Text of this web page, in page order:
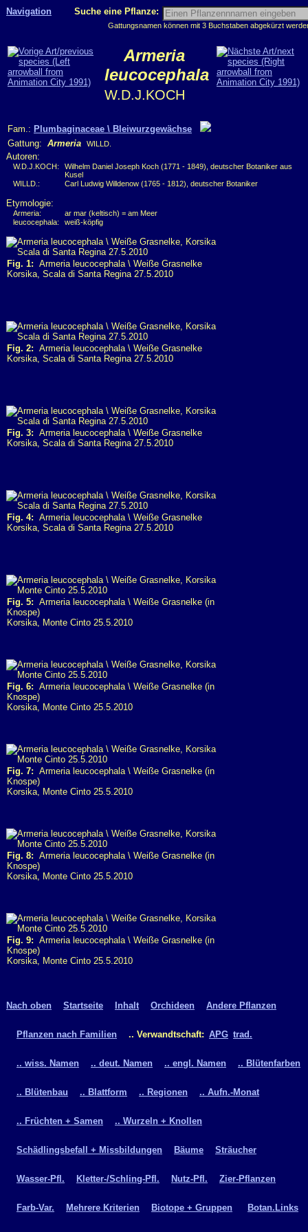
Navigation Suche eine Pflanze:
Gattungsnamen können mit 3 Buchstaben abgekürzt
Armeria
leucocephala
W.D.J.KOCH
Fam.: Plumbaginaceae \ Bleiwurzgewächse
Gattung: Armeria WILLD.
Autoren:
W.D.J.KOCH:
Wilhelm Daniel Joseph Koch (1771 - 1849), deutscher Botaniker aus
Kusel
WILLD.:
Carl Ludwig Willdenow (1765 - 1812), deutscher Botaniker
Etymologie:
Armeria:
ar mar (keltisch) = am Meer
leucocephala:
weiß-köpfig
Fig. 1: Armeria leucocephala \ Weiße Grasnelke
Korsika, Scala di Santa Regina 27.5.2010
Fig. 2: Armeria leucocephala \ Weiße Grasnelke
Korsika, Scala di Santa Regina 27.5.2010
Fig. 3: Armeria leucocephala \ Weiße Grasnelke
Korsika, Scala di Santa Regina 27.5.2010
Fig. 4: Armeria leucocephala \ Weiße Grasnelke
Korsika, Scala di Santa Regina 27.5.2010
Fig. 5: Armeria leucocephala \ Weiße Grasnelke (in
Knospe)
Korsika, Monte Cinto 25.5.2010
Fig. 6: Armeria leucocephala \ Weiße Grasnelke (in
Knospe)
Korsika, Monte Cinto 25.5.2010
Fig. 7: Armeria leucocephala \ Weiße Grasnelke (in
Knospe)
Korsika, Monte Cinto 25.5.2010
Fig. 8: Armeria leucocephala \ Weiße Grasnelke (in
Knospe)
Korsika, Monte Cinto 25.5.2010
Fig. 9: Armeria leucocephala \ Weiße Grasnelke (in
Knospe)
Korsika, Monte Cinto 25.5.2010
Nach oben Startseite Inhalt Orchideen Andere Pflanzen
Pflanzen nach Familien .. Verwandtschaft: APG trad.
.. wiss. Namen .. deut. Namen .. engl. Namen .. Blütenfarben
.. Blütenbau .. Blattform .. Regionen .. Aufn.-Monat
.. Früchten + Samen .. Wurzeln + Knollen
Schädlingsbefall + Missbildungen Bäume Sträucher
Wasser-Pfl. Kletter-/Schling-Pfl. Nutz-Pfl. Zier-Pflanzen
Farb-Var. Mehrere Kriterien Biotope + Gruppen Botan.Links